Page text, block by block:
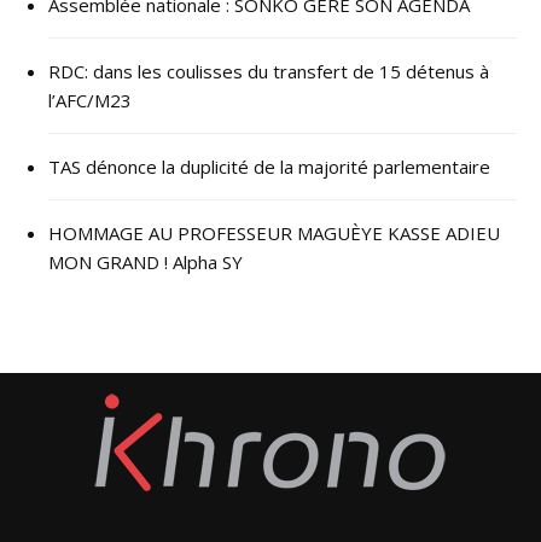
Assemblée nationale : SONKO GÈRE SON AGENDA
RDC: dans les coulisses du transfert de 15 détenus à
l’AFC/M23
TAS dénonce la duplicité de la majorité parlementaire
HOMMAGE AU PROFESSEUR MAGUÈYE KASSE ADIEU
MON GRAND ! Alpha SY